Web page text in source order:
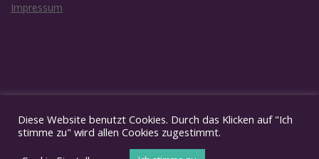
Impressum
Diese Website benutzt Cookies. Durch das Klicken auf "Ich
stimme zu" wird allen Cookies zugestimmt.